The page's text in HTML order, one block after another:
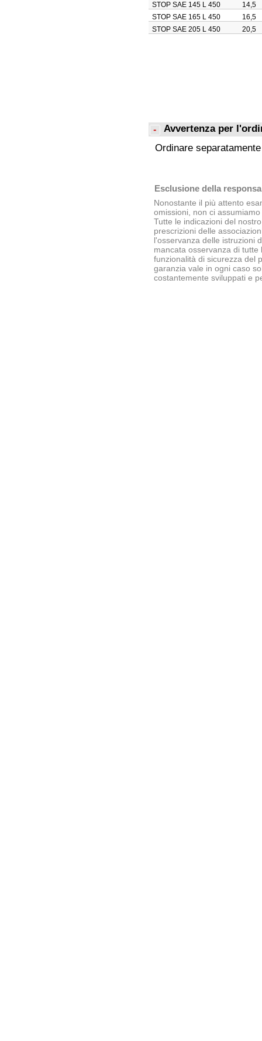
STOP SAE 145 L 450
14,5
STOP SAE 165 L 450
16,5
STOP SAE 205 L 450
20,5
Avvertenza per
Ordinare
Esclusione della
Nonostante il più attento
omissioni, non ci
Tutte le indicazioni del
prescrizioni delle
l'osservanza delle istruzioni
mancata osservanza di
funzionalità di sicurezza del
garanzia vale in ogni caso
costantemente sviluppati e